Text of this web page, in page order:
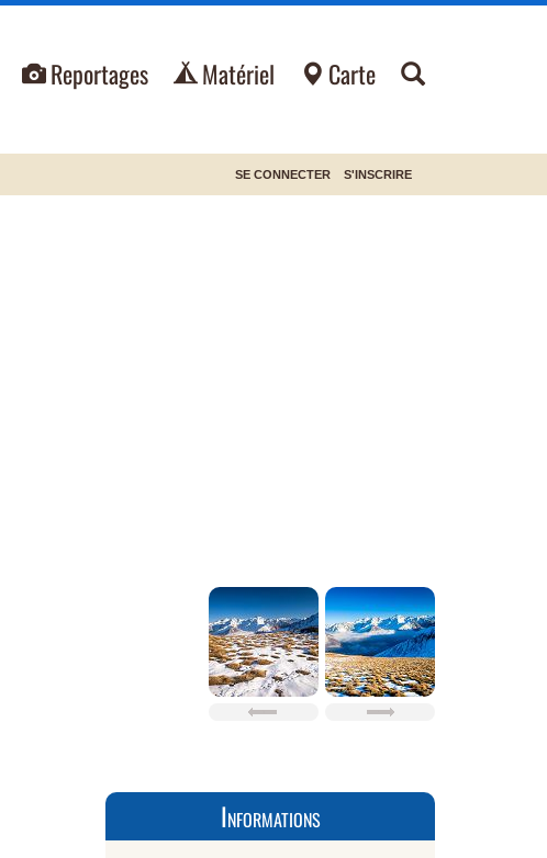
Reportages Matériel Carte
SE CONNECTER S'INSCRIRE
Informations